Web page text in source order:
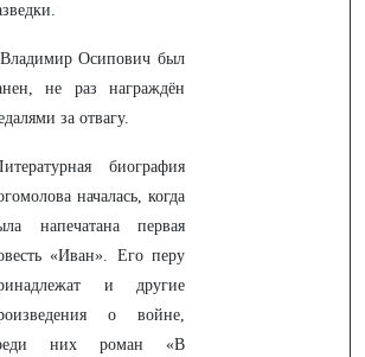
Осипович был
не раз награждён
за отвагу.
биография
началась, когда
напечатана первая
«Иван». Его перу
и другие
о войне,
них роман «В